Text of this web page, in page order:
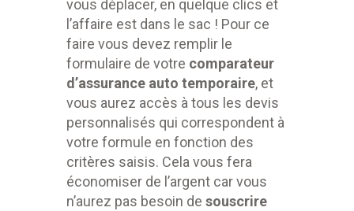
vous déplacer, en quelque clics et
l’affaire est dans le sac ! Pour ce
faire vous devez remplir le
formulaire de votre comparateur
d’assurance auto temporaire, et
vous aurez accès à tous les devis
personnalisés qui correspondent à
votre formule en fonction des
critères saisis. Cela vous fera
économiser de l’argent car vous
n’aurez pas besoin de souscrire